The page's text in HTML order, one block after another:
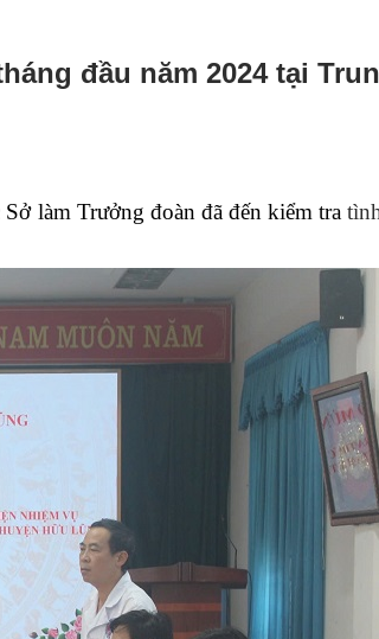
đầu năm 2024 tại
làm Trưởng đoàn đã đến kiểm tra